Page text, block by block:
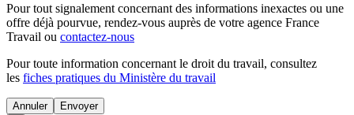
Pour tout signalement concernant des informations inexactes ou une
offre déjà pourvue, rendez-vous auprès de votre agence France
Travail ou contactez-nous
Pour toute information concernant le droit du travail, consultez
les fiches pratiques du Ministère du travail
Annuler